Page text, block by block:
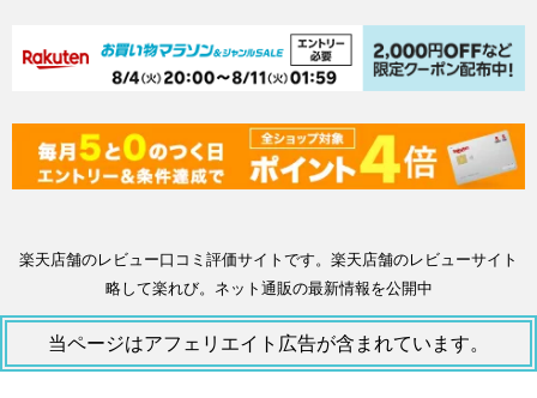
楽天店舗のレビュー口コミ評価サイトです。楽天店舗のレビューサイト
略して楽れび。ネット通販の最新情報を公開中
当ページはアフェリエイト広告が含まれています。